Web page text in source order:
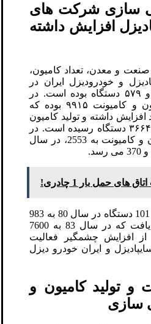
سازی شرکت های
افزایش داشته
و معدن، تعداد کامیون،
و خودرودیزل ایران در
هفت ماهه امسال ۱۳ هزار و ۵۷۹ دستگاه بوده است. در
سال جاری تولید انواع کامیون و کامیونت ۹۹۱۵ بوده که
قبل ۱۸۸ درصد افزایش داشته و تولید کامیون
نیز با افزایش ۵۹ درصدی به ۳۶۶۴ دستگاه رسیده است. در
سال 80 خروجی انواع کامیون و کامیونت به 2553، در سال
حمل بار 1 چادری!
همچنین تولید انواع کامیون از 101 دستگاه در سال 80 به 983
دستگاه در سال 81 افزایش یافت که در سال 83 به 7600
افزایش چشمگیر فعالیت
و ایران خودرو دیزل
و تولید کامیون و
سازی